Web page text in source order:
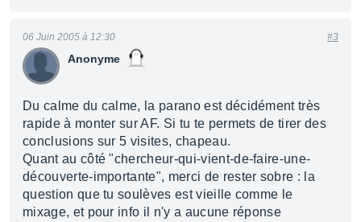
Anonyme
06 Juin 2005 à 12:30 #3
Du calme du calme, la parano est décidément très
rapide à monter sur AF. Si tu te permets de tirer des
conclusions sur 5 visites, chapeau.
Quant au côté "chercheur-qui-vient-de-faire-une-
découverte-importante", merci de rester sobre : la
question que tu soulèves est vieille comme le
mixage, et pour info il n'y a aucune réponse